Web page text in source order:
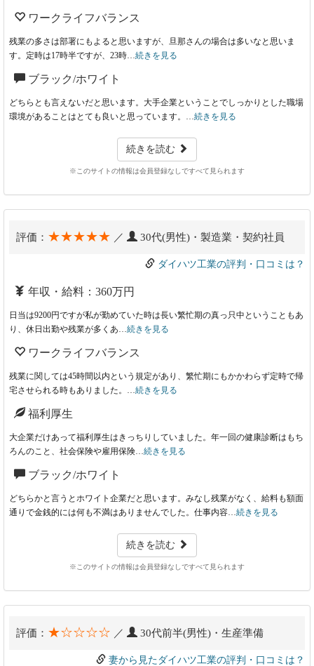
ワークライフバランス
残業の多さは部署にもよると思いますが、旦那さんの場合は多いなと思いま
す。定時は17時半ですが、23時… 続きを見る
ブラック/ホワイト
どちらとも言えないだと思います。大手企業ということでしっかりとした職場
環境があることはとても良いと思っています。… 続きを見る
続きを読む
※このサイトの情報は会員登録なしですべて見られます
評価： ★★★★★ ／ 30代(男性)・製造業・契約社員
ダイハツ工業の評判・口コミは？
年収・給料：360万円
日当は9200円ですが私が勤めていた時は長い繁忙期の真っ只中ということもあ
り、休日出勤や残業が多くあ… 続きを見る
ワークライフバランス
残業に関しては45時間以内という規定があり、繁忙期にもかかわらず定時で帰
宅させられる時もありました。… 続きを見る
福利厚生
大企業だけあって福利厚生はきっちりしていました。年一回の健康診断はもち
ろんのこと、社会保険や雇用保険… 続きを見る
ブラック/ホワイト
どちらかと言うとホワイト企業だと思います。みなし残業がなく、給料も額面
通りで金銭的には何も不満はありませんでした。仕事内容… 続きを見る
続きを読む
※このサイトの情報は会員登録なしですべて見られます
評価： ★☆☆☆☆ ／ 30代前半(男性)・生産準備
妻から見たダイハツ工業の評判・口コミは？